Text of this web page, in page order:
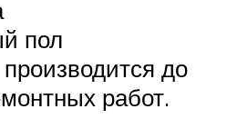
пол
до
работ.